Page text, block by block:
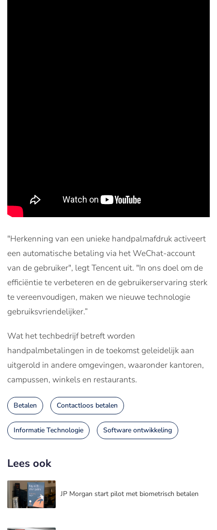
"Herkenning van een unieke handpalmafdruk activeert
een automatische betaling via het WeChat-account
van de gebruiker", legt Tencent uit. "In ons doel om de
efficiëntie te verbeteren en de gebruikerservaring sterk
te vereenvoudigen, maken we nieuwe technologie
gebruiksvriendelijker.”
Wat het techbedrijf betreft worden
handpalmbetalingen in de toekomst geleidelijk aan
uitgerold in andere omgevingen, waaronder kantoren,
campussen, winkels en restaurants.
Betalen Contactloos betalen
Informatie Technologie Software ontwikkeling
Lees ook
JP Morgan start pilot met biometrisch betalen